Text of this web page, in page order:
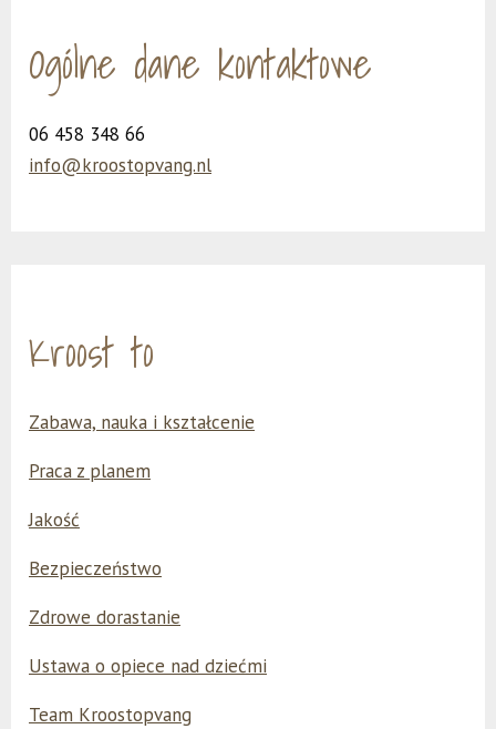
Ogólne dane kontaktowe
06 458 348 66
info@kroostopvang.nl
Kroost to
Zabawa, nauka i kształcenie
Praca z planem
Jakość
Bezpieczeństwo
Zdrowe dorastanie
Ustawa o opiece nad dziećmi
Team Kroostopvang